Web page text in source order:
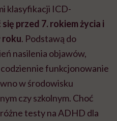
klasyfikacji ICD-
przed 7. rokiem życia i
roku. Podstawą do
nasilenia objawów,
funkcjonowanie
w środowisku
czy szkolnym. Choć
testy na ADHD dla